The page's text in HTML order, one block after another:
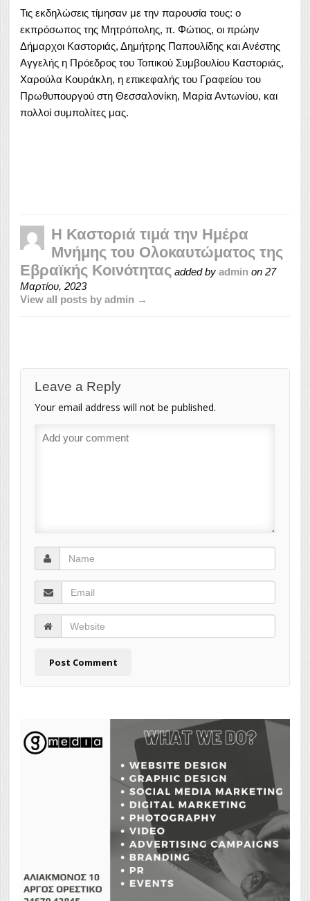
Τις εκδηλώσεις τίμησαν με την παρουσία τους: ο
εκπρόσωπος της Μητρόπολης, π. Φώτιος, οι πρώην
Δήμαρχοι Καστοριάς, Δημήτρης Παπουλίδης και Ανέστης
Αγγελής η Πρόεδρος του Τοπικού Συμβουλίου Καστοριάς,
Χαρούλα Κουράκλη, η επικεφαλής του Γραφείου του
Πρωθυπουργού στη Θεσσαλονίκη, Μαρία Αντωνίου, και
πολλοί συμπολίτες μας.
Η Καστοριά τιμά την Ημέρα
Μνήμης του Ολοκαυτώματος της
Εβραϊκής Κοινότητας added by admin on 27
Μαρτίου, 2023
View all posts by admin →
Leave a Reply
Your email address will not be published.